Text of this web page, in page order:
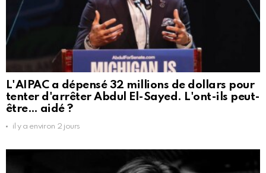
L'AIPAC a dépensé 32 millions de dollars pour
tenter d'arrêter Abdul El-Sayed. L'ont-ils peut-
être… aidé ?
il y a environ 2 jours